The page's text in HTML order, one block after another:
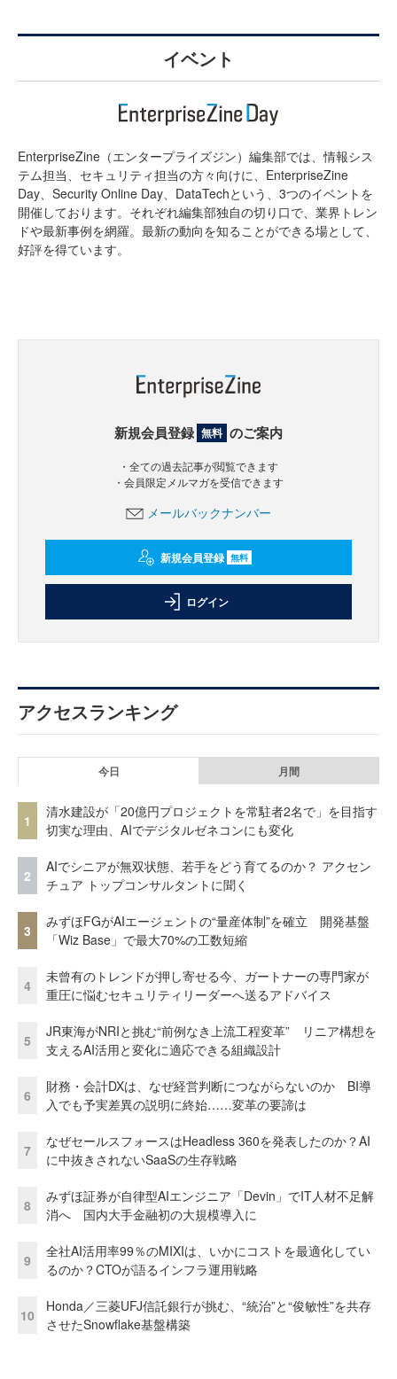
イベント
EnterpriseZine（エンタープライズジン）編集部では、情報シス
テム担当、セキュリティ担当の方々向けに、EnterpriseZine
Day、Security Online Day、DataTechという、3つのイベントを
開催しております。それぞれ編集部独自の切り口で、業界トレン
ドや最新事例を網羅。最新の動向を知ることができる場として、
好評を得ています。
新規会員登録 無料 のご案内
・全ての過去記事が閲覧できます
・会員限定メルマガを受信できます
メールバックナンバー
新規会員登録 無料
ログイン
アクセスランキング
今日 月間
1
清水建設が「20億円プロジェクトを常駐者2名で」を目指す
切実な理由、AIでデジタルゼネコンにも変化
2
AIでシニアが無双状態、若手をどう育てるのか？ アクセン
チュア トップコンサルタントに聞く
3
みずほFGがAIエージェントの“量産体制”を確立 開発基盤
「Wiz Base」で最大70%の工数短縮
4
未曾有のトレンドが押し寄せる今、ガートナーの専門家が
重圧に悩むセキュリティリーダーへ送るアドバイス
5
JR東海がNRIと挑む“前例なき上流工程変革” リニア構想を
支えるAI活用と変化に適応できる組織設計
6
財務・会計DXは、なぜ経営判断につながらないのか BI導
入でも予実差異の説明に終始……変革の要諦は
7
なぜセールスフォースはHeadless 360を発表したのか？AI
に中抜きされないSaaSの生存戦略
8
みずほ証券が自律型AIエンジニア「Devin」でIT人材不足解
消へ 国内大手金融初の大規模導入に
9
全社AI活用率99％のMIXIは、いかにコストを最適化してい
るのか？CTOが語るインフラ運用戦略
10
Honda／三菱UFJ信託銀行が挑む、“統治”と“俊敏性”を共存
させたSnowflake基盤構築